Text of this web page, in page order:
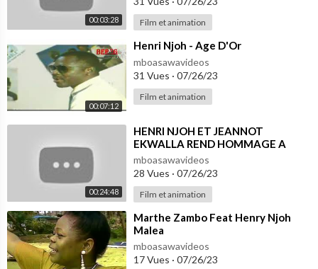
00:03:28 Film et animation
00:07:12
⁣Henri Njoh - Age D'Or
mboasawavideos
31 Vues · 07/26/23
Film et animation
00:24:48
⁣HENRI NJOH ET JEANNOT
EKWALLA REND HOMMAGE A
MANU DIBANGO
mboasawavideos
28 Vues · 07/26/23
Film et animation
⁣Marthe Zambo Feat Henry Njoh
Malea
mboasawavideos
17 Vues · 07/26/23